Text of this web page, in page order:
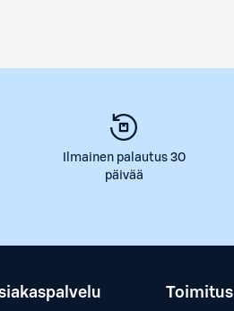
Ilmainen palautus 30
päivää
Toimitus